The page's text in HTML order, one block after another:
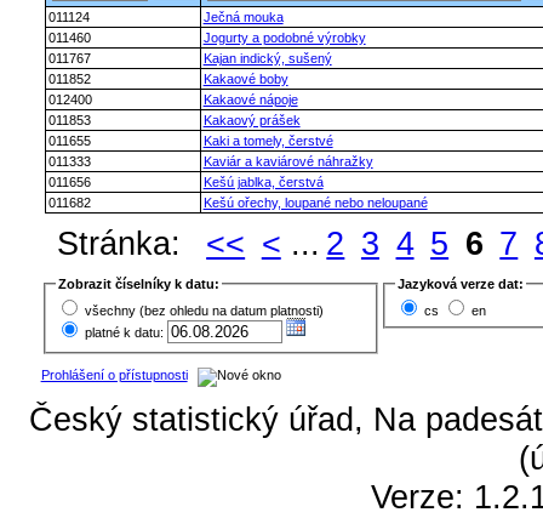
011124
Ječná mouka
011460
Jogurty a podobné výrobky
011767
Kajan indický, sušený
011852
Kakaové boby
012400
Kakaové nápoje
011853
Kakaový prášek
011655
Kaki a tomely, čerstvé
011333
Kaviár a kaviárové náhražky
011656
Kešú jablka, čerstvá
011682
Kešú ořechy, loupané nebo neloupané
Stránka: << < ... 2 3 4 5 6 7
Zobrazit číselníky k datu:
všechny (bez ohledu na datum platnosti)
platné k datu:
Jazyková verze dat:
cs
en
Prohlášení o přístupnosti
Český statistický úřad, Na
Verze: